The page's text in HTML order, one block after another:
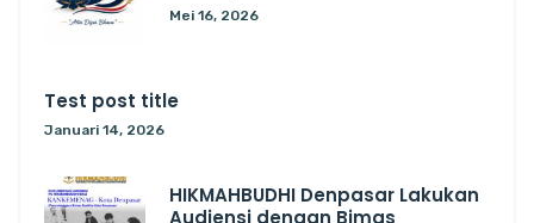
Mei 16, 2026
Test post title
Januari 14, 2026
HIKMAHBUDHI Denpasar Lakukan
Audiensi dengan Bimas